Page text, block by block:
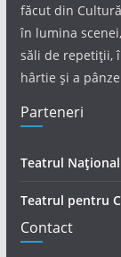
făcut din
în lumina
săli de repetiții,
hârtie și a
Parteneri
Teatrul Național
Teatrul pentru
Contact